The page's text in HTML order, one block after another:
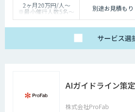
2ヶ月20万円/人〜
※最小催行人数5名〜
※対象ツールやカスタ
別途お見積もり
サービス選
AIガイドライン策
株式会社ProFab